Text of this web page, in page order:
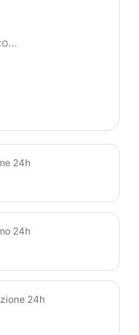
24h
24h
24h